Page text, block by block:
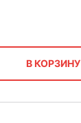
В КОРЗИНУ